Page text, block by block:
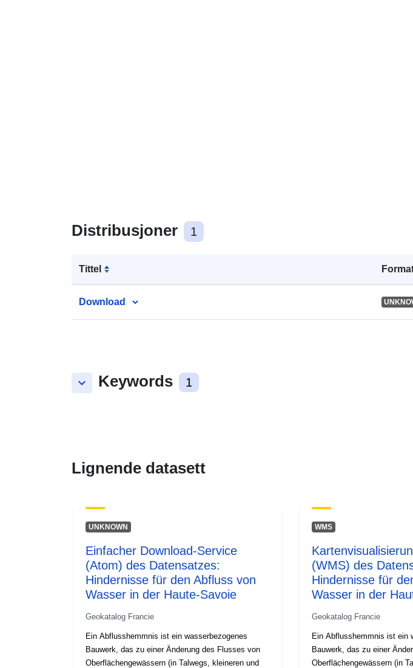
Distribusjoner 1
Tittel
Download
keyboard_arrow_down Keywords 1
Lignende datasett
UNKNOWN
Einfacher Download-Service
(Atom) des Datensatzes:
Hindernisse für den Abfluss von
Wasser in der Haute-Savoie
Geokatalog Francie
Ein Abflusshemmnis ist ein wasserbezogenes
Bauwerk, das zu einer Änderung des Flusses von
Oberflächengewässern (in Talwegs, kleineren und
WMS
(WMS) des
Hindernisse für
Wasser in der
Geokatalog Francie
Ein Abflusshemmnis ist ein
Bauwerk, das zu einer
Oberflächengewässern (in